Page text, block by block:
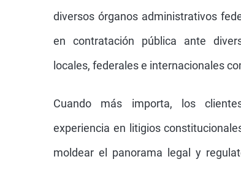
diversos órganos administrativos
en contratación pública ante
locales, federales e internacionales
Cuando más importa, los
experiencia en litigios
moldear el panorama legal y